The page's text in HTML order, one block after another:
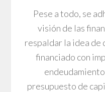
Pese a todo, se
visión de las
respaldar la idea de
financiado con
presupuesto de